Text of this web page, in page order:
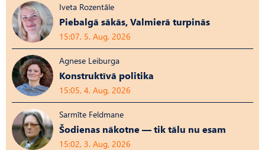
Iveta Rozentāle
Piebalgā sākās, Valmierā turpinās
15:07, 5. Aug, 2026
Agnese Leiburga
Konstruktīvā politika
15:05, 4. Aug, 2026
Sarmīte Feldmane
Šodienas nākotne — tik tālu nu esam
15:02, 3. Aug, 2026